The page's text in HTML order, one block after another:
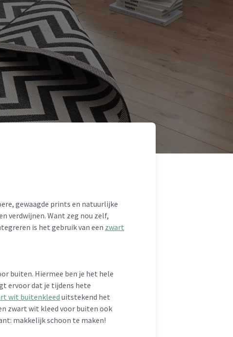
gewaagde prints en natuurlijke
verdwijnen. Want zeg nou zelf,
is het gebruik van een zwart
buiten. Hiermee ben je het hele
ervoor dat je tijdens hete
wit buitenkleeduitstekend het
zwart wit kleed voor buiten ook
makkelijk schoon te maken!